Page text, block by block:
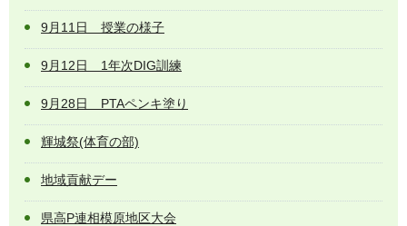
9月11日 授業の様子
9月12日 1年次DIG訓練
9月28日 PTAペンキ塗り
輝城祭(体育の部)
地域貢献デー
県高P連相模原地区大会